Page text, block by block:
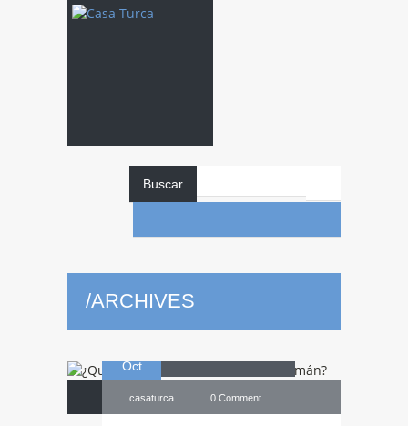
Buscar
/ARCHIVES
Oct
casaturca 0 Comment